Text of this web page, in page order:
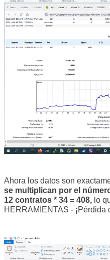
Ahora los datos son
se multiplican por el
12 contratos * 34 = 408, lo
HERRAMIENTAS - ¡Pérdida